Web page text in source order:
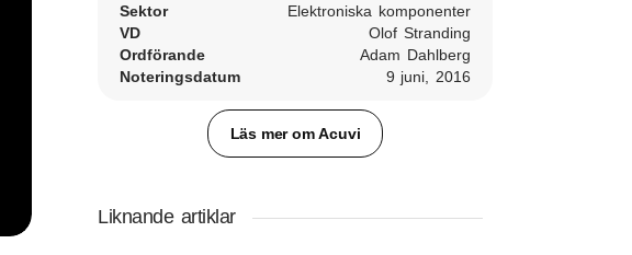
Sektor
Elektroniska komponenter
VD
Olof Stranding
Ordförande
Adam Dahlberg
Noteringsdatum
9 juni, 2016
Läs mer om Acuvi
Liknande artiklar